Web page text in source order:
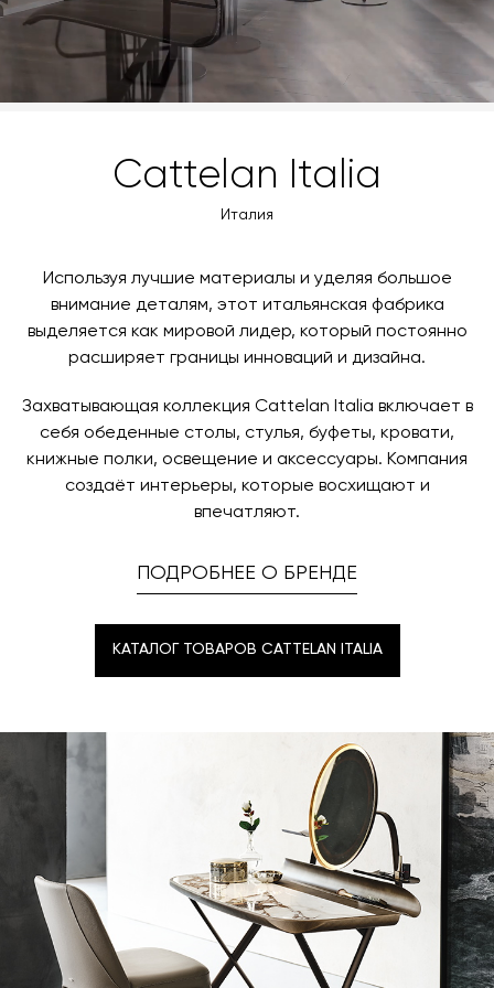
Cattelan Italia
Италия
Используя лучшие материалы и уделяя большое
внимание деталям, этот итальянская фабрика
выделяется как мировой лидер, который постоянно
расширяет границы инноваций и дизайна.
Захватывающая коллекция Cattelan Italia включает в
себя обеденные столы, стулья, буфеты, кровати,
книжные полки, освещение и аксессуары. Компания
создаёт интерьеры, которые восхищают и
впечатляют.
ПОДРОБНЕЕ О БРЕНДЕ
КАТАЛОГ ТОВАРОВ CATTELAN ITALIA